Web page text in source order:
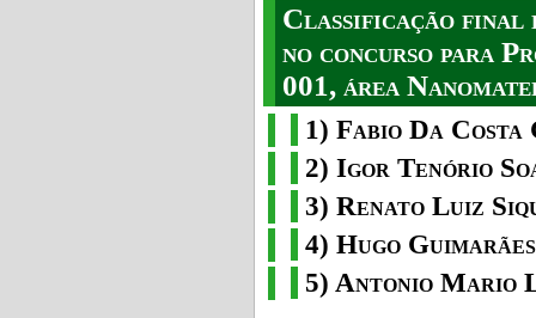
Classificação final
no concurso para
001, área
1) Fabio Da
2) Igor Tenório
3) Renato Luiz
4) Hugo
5) Antonio Mario